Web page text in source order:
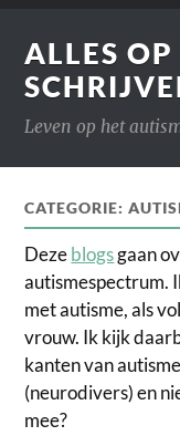
ALLES OP
Leven op het
CATEGORIE:
Dezeblogsgaan
autismespectrum.
met autisme, als
vrouw. Ik kijk
kanten van
(neurodivers) en
mee?